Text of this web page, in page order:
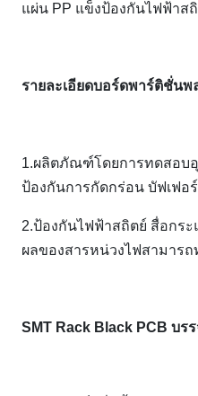
แผ่น PP แข็งป้องกันไฟฟ้าส
รายละเอียดบอร์ดพาร์ติชั่นพ
1.ผลิตภัณฑ์โดยการทดสอ
ป้องกันการกัดกร่อน บัฟเฟอ
2.ป้องกันไฟฟ้าสถิตย์ สื่อกร
ผลของสารหน่วงไฟสามารถ
SMT Rack Black PCB บร